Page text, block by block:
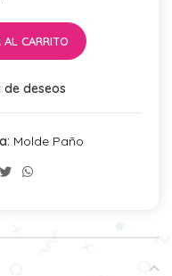
AL CARRITO
deseos
Molde Paño